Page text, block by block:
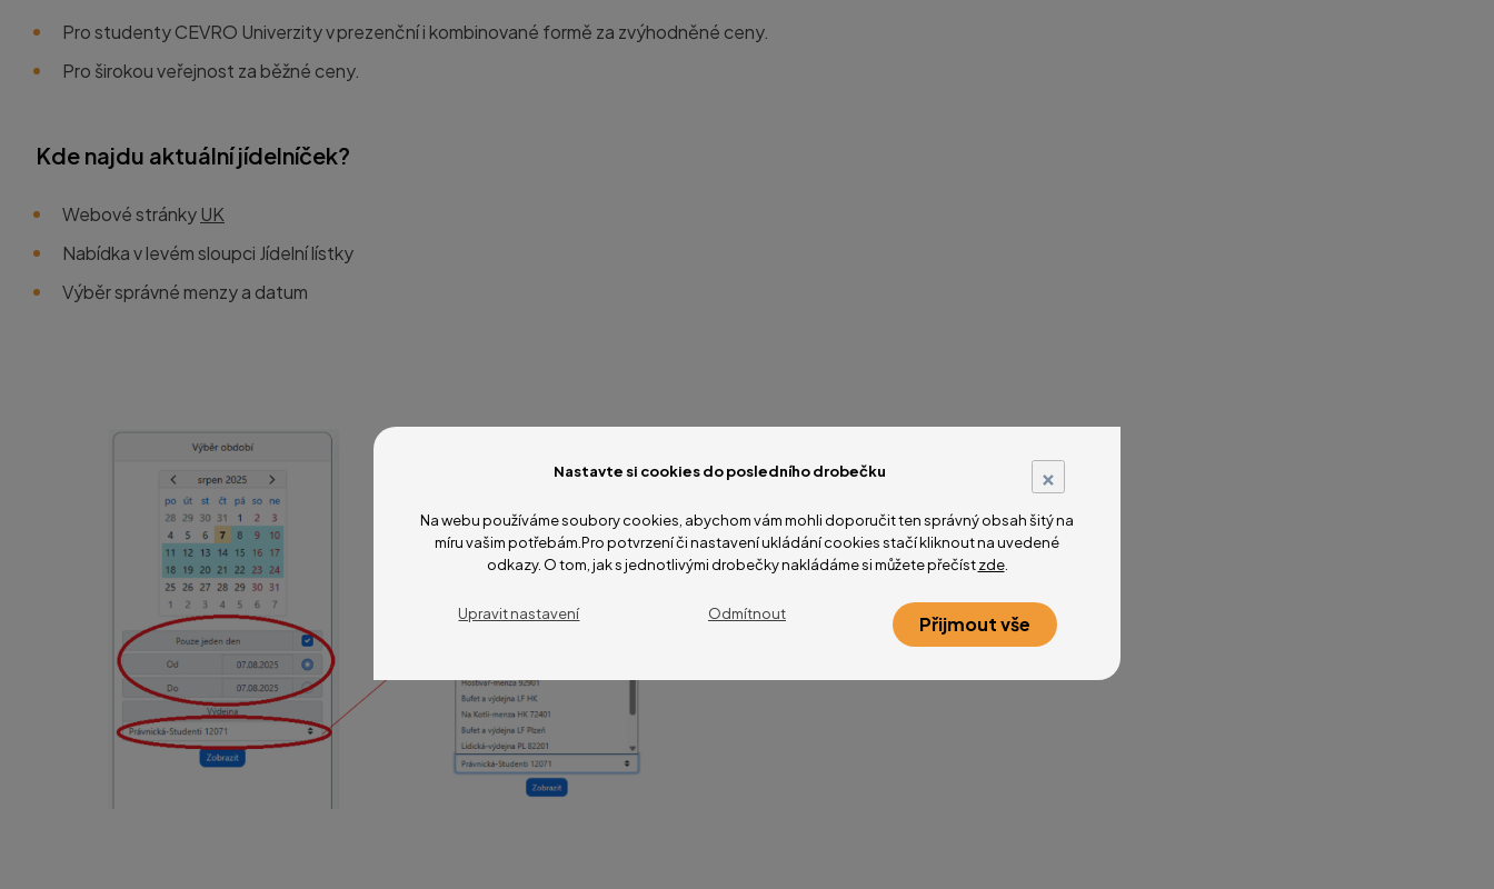
Pro studenty CEVRO Univerzity v prezenční i kombinované formě za zvýhodněné ceny.
Pro širokou veřejnost za běžné ceny.
Kde najdu aktuální jídelníček?
Webové stránky UK
Nabídka v levém sloupci Jídelní lístky
Výběr správné menzy a datum
×
Nastavte si cookies do posledního drobečku
Na webu používáme soubory cookies, abychom vám mohli doporučit ten správný obsah šitý na
míru vašim potřebám.Pro potvrzení či nastavení ukládání cookies stačí kliknout na uvedené
odkazy. O tom, jak s jednotlivými drobečky nakládáme si můžete přečístzde.
Upravit nastavení Odmítnout Přijmout vše